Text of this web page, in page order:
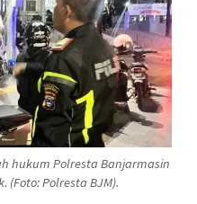
hukum Polresta Banjarmasin
Polresta BJM).